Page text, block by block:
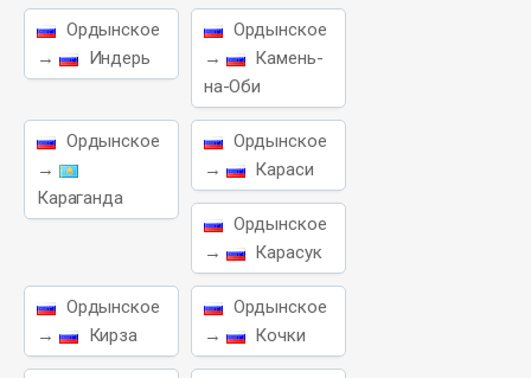
Ордынское
→
Индерь
Ордынское
→
Камень-
на-Оби
Ордынское
→
Караганда
Ордынское
→
Караси
Ордынское
→
Карасук
Ордынское
→
Кирза
Ордынское
→
Кочки